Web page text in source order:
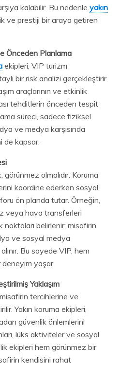
kalabilir. Bu nedenle yakın
ve prestiji bir araya getiren
Önceden Planlama
ekipleri, VIP turizm
bir risk analizi gerçekleştirir.
araçlarının ve etkinlik
tehditlerin önceden tespit
süreci, sadece fiziksel
ve medya karşısında
de kapsar.
olmalıdır. Koruma
koordine ederken sosyal
ön planda tutar. Örneğin,
veya hava transferleri
noktaları belirlenir; misafirin
ve sosyal medya
Bu sayede VIP, hem
yaşar.
Yaklaşım
tercihlerine ve
Yakın koruma ekipleri,
güvenlik önlemlerini
lüks aktiviteler ve sosyal
ekipleri hem görünmez bir
kendisini rahat